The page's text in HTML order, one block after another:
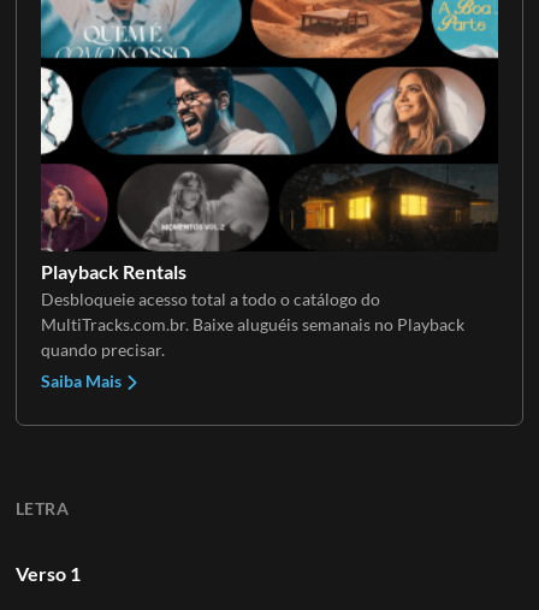
Playback Rentals
Desbloqueie acesso total a todo o catálogo do
MultiTracks.com.br. Baixe aluguéis semanais no Playback
quando precisar.
Saiba Mais
LETRA
Verso 1